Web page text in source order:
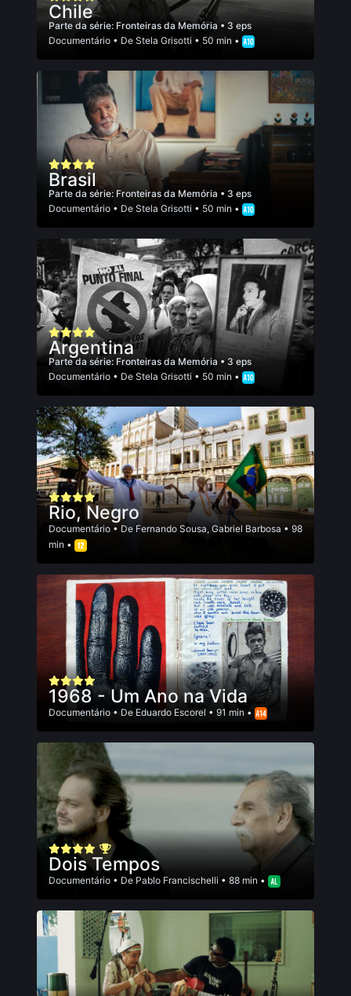
Chile
Parte da série: Fronteiras da Memória • 3 eps
Documentário • De Stela Grisotti • 50 min •
Brasil
Parte da série: Fronteiras da Memória • 3 eps
Documentário • De Stela Grisotti • 50 min •
Argentina
Parte da série: Fronteiras da Memória • 3 eps
Documentário • De Stela Grisotti • 50 min •
Rio, Negro
Documentário • De Fernando Sousa, Gabriel Barbosa • 98
min •
1968 - Um Ano na Vida
Documentário • De Eduardo Escorel • 91 min •
Dois Tempos
Documentário • De Pablo Francischelli • 88 min •